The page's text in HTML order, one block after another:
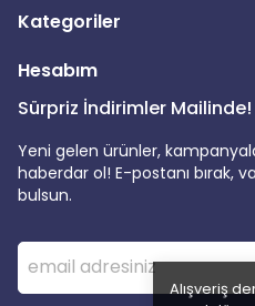
Alışveriş
Kategoriler
Hesabım
Sürpriz İndirimler Mailinde!
Yeni gelen ürünler,
haberdar ol! E-postanı bırak,
bulsun.